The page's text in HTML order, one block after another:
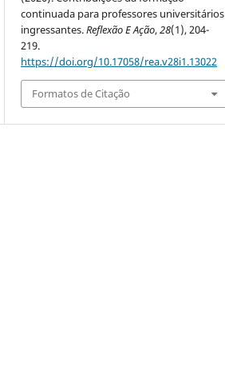
continuada para professores universitários
ingressantes.Reflexão E Ação,28(1), 204-
219.
https://doi.org/10.17058/rea.v28i1.13022
Formatos de Citação